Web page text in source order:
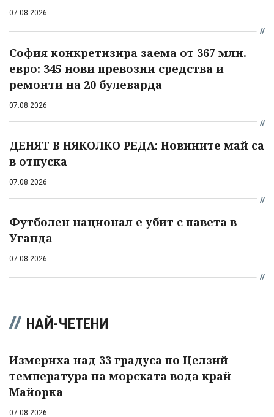
07.08.2026
София конкретизира заема от 367 млн.
евро: 345 нови превозни средства и
ремонти на 20 булеварда
07.08.2026
ДЕНЯТ В НЯКОЛКО РЕДА: Новините май са
в отпуска
07.08.2026
Футболен национал е убит с павета в
Уганда
07.08.2026
НАЙ-ЧЕТЕНИ
Измериха над 33 градуса по Целзий
температура на морската вода край
Майорка
07.08.2026